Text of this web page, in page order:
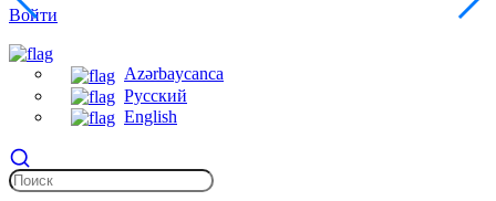
Войти
Azərbaycanca
Русский
English